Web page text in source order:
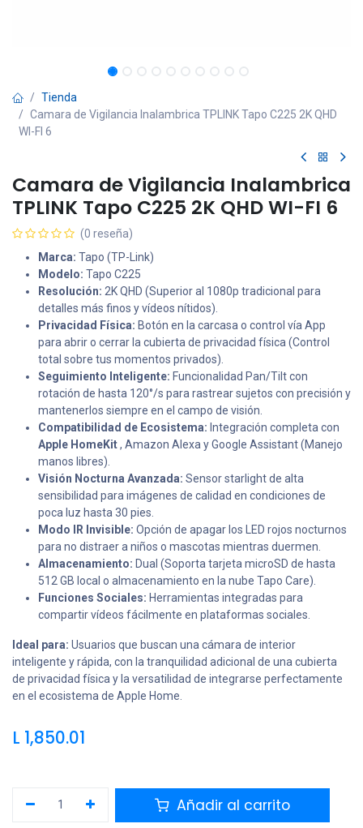
Tienda
Camara de Vigilancia Inalambrica TPLINK Tapo C225 2K QHD
WI-FI 6
Camara de Vigilancia Inalambrica
TPLINK Tapo C225 2K QHD WI-FI 6
(0 reseña)
Marca: Tapo (TP-Link)
Modelo: Tapo C225
Resolución: 2K QHD (Superior al 1080p tradicional para
detalles más finos y vídeos nítidos).
Privacidad Física: Botón en la carcasa o control vía App
para abrir o cerrar la cubierta de privacidad física (Control
total sobre tus momentos privados).
Seguimiento Inteligente: Funcionalidad Pan/Tilt con
rotación de hasta 120°/s para rastrear sujetos con precisión y
mantenerlos siempre en el campo de visión.
Compatibilidad de Ecosistema: Integración completa con
Apple HomeKit, Amazon Alexa y Google Assistant (Manejo
manos libres).
Visión Nocturna Avanzada: Sensor starlight de alta
sensibilidad para imágenes de calidad en condiciones de
poca luz hasta 30 pies.
Modo IR Invisible: Opción de apagar los LED rojos nocturnos
para no distraer a niños o mascotas mientras duermen.
Almacenamiento: Dual (Soporta tarjeta microSD de hasta
512 GB local o almacenamiento en la nube Tapo Care).
Funciones Sociales: Herramientas integradas para
compartir vídeos fácilmente en plataformas sociales.
Ideal para: Usuarios que buscan una cámara de interior
inteligente y rápida, con la tranquilidad adicional de una cubierta
de privacidad física y la versatilidad de integrarse perfectamente
en el ecosistema de Apple Home.
L 1,850.01
Añadir al carrito